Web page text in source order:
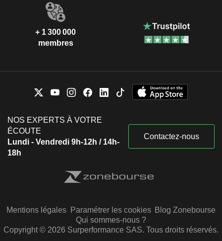
+ 1 300 000
membres
NOS EXPERTS À VOTRE
ÉCOUTE
Lundi - Vendredi 9h-12h / 14h-
18h
Contactez-nous
Mentions légales Paramétrer les cookies Blog Zonebourse
Qui sommes-nous ?
Copyright © 2026 Surperformance SAS. Tous droits réservés.